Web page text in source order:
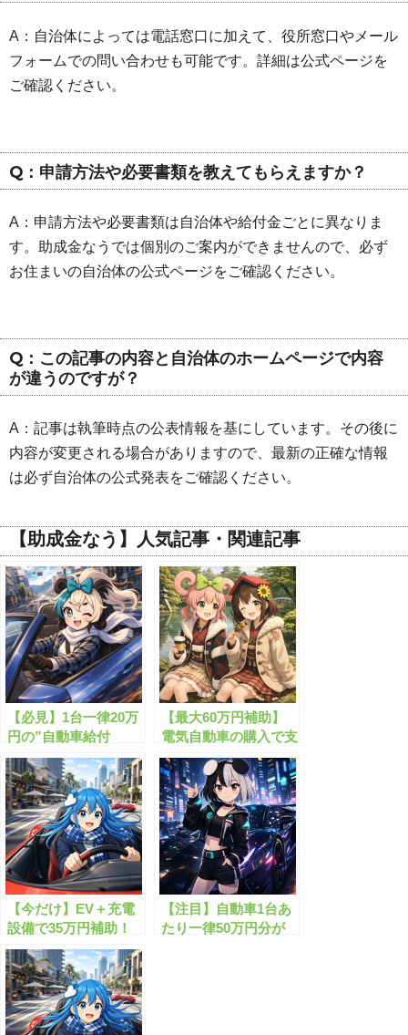
A：自治体によっては電話窓口に加えて、役所窓口やメール
フォームでの問い合わせも可能です。詳細は公式ページを
ご確認ください。
Q：申請方法や必要書類を教えてもらえますか？
A：申請方法や必要書類は自治体や給付金ごとに異なりま
す。助成金なうでは個別のご案内ができませんので、必ず
お住まいの自治体の公式ページをご確認ください。
Q：この記事の内容と自治体のホームページで内容
が違うのですが？
A：記事は執筆時点の公表情報を基にしています。その後に
内容が変更される場合がありますので、最新の正確な情報
は必ず自治体の公式発表をご確認ください。
【助成金なう】人気記事・関連記事
【必見】1台一律20万
円の”自動車給付
金”が貰えます！
【最大60万円補助】
電気自動車の購入で支
援金がもらえる？！
【今だけ】EV＋充電
設備で35万円補助！
【注目】自動車1台あ
たり一律50万円分が